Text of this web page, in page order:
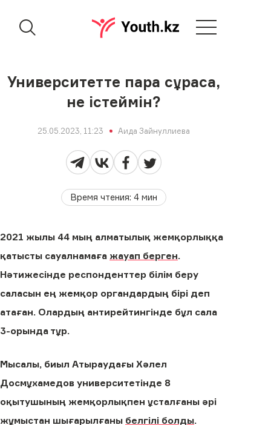
Университетте пара сұраса,
не істеймін?
25.05.2023, 11:23 Аида Зайнуллиева
Время чтения: 4мин
2021 жылы 44 мың алматылық жемқорлыққа
қатысты сауалнамаға жауап берген.
Нәтижесінде респонденттер білім беру
саласын ең жемқор органдардың бірі деп
атаған. Олардың антирейтингінде бұл сала
3-орында тұр.
Мысалы, биыл Атыраудағы Хәлел
Досмұхамедов университетінде 8
оқытушының жемқорлықпен ұсталғаны әрі
жұмыстан шығарылғаны белгілі болды.